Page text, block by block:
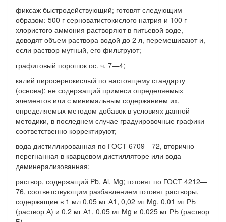
фиксаж быстродействующий; готовят следующим
образом: 500 г серноватистокислого натрия и 100 г
хлористого аммония рас­творяют в питьевой воде,
доводят объем раствора водой до 2 л, перемешивают и,
если раствор мутный, его фильтруют;
графитовый порошок ос. ч. 7—4;
калий пиросернокислый по настоящему стандарту
(основа); не содержащий примеси определяемых
элементов или с минималь­ным содержанием их,
определяемых методом добавок в условиях данной
методики, в последнем случае градуировочные графики
соответственно корректируют;
вода дистиллированная по ГОСТ 6709—72, вторично
перегнан­ная в кварцевом дистилляторе или вода
деминерализованная;
раствор, содержащий Pb, Al, Mg; готовят по ГОСТ 4212—
76, соответствующим разбавлением готовят растворы,
содержащие в 1 мл 0,05 мг А1, 0,02 мг Mg, 0,01 мг РЬ
(раствор А) и 0,2 мг А1, 0,05 мг Mg и 0,025 мг РЬ (раствор